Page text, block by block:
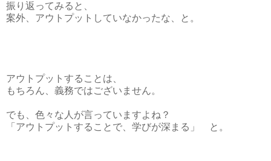
振り返ってみると、
案外、アウトプットしていなかったな、と。
アウトプットすることは、
もちろん、義務ではございません。
でも、色々な人が言っていますよね？
「アウトプットすることで、学びが深まる」 と。